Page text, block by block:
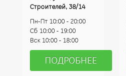
Строителей, 38/14
Пн-Пт 10:00 - 20:00
Сб 10:00 - 19:00
Вск 10:00 - 18:00
ПОДРОБНЕЕ